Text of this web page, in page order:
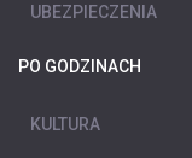
UBEZPIECZENIA
PO GODZINACH
KULTURA